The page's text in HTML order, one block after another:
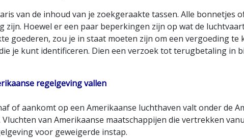
van de inhoud van je zoekgeraakte tassen. Alle bonnetjes
zijn. Hoewel er een paar beperkingen zijn op wat de
goederen, zou je in staat moeten zijn om een vergoeding te
je kunt identificeren. Dien een verzoek tot terugbetaling in
regelgeving vallen
of aankomt op een Amerikaanse luchthaven valt onder de
van Amerikaanse maatschappijen die vertrekken
voor geweigerde instap.